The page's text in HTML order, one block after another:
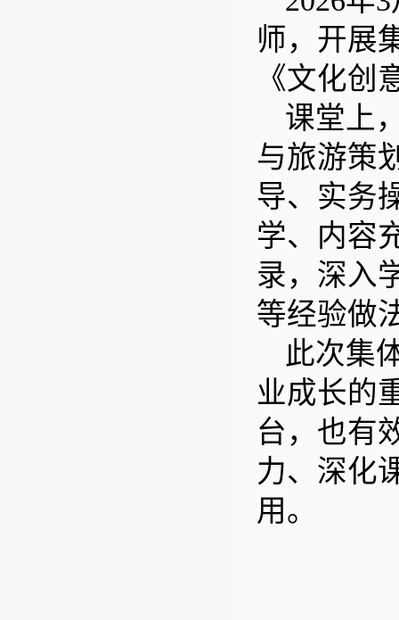
师，开展
《文化创
课堂上
与旅游策
导、实务
学、内容
录，深入
等经验做
此次集
业成长的
台，也有
力、深化
用。